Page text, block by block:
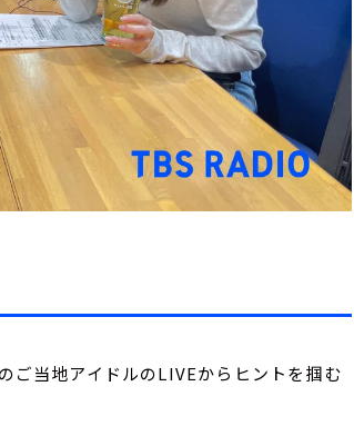
ご当地アイドルのLIVEからヒントを掴む